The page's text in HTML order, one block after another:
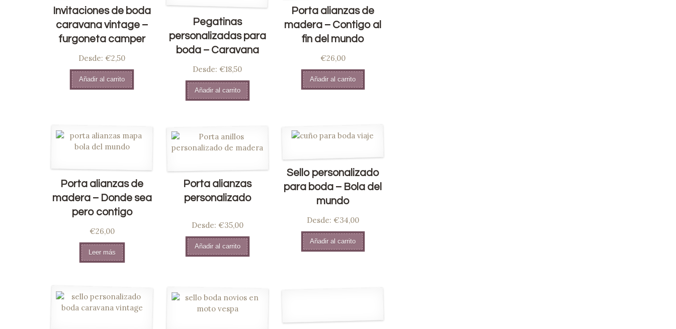
Invitaciones de boda
caravana vintage –
furgoneta camper
Desde:€2,50
Añadir al carrito
Pegatinas
personalizadas para
boda – Caravana
Desde:€18,50
Añadir al carrito
Porta alianzas de
madera – Contigo al
fin del mundo
€26,00
Añadir al carrito
Porta alianzas de
madera – Donde sea
pero contigo
€26,00
Leer más
Porta alianzas
personalizado
Valorado
en5.00de
5
Desde: €35,00
Añadir al carrito
Sello personalizado
para boda – Bola del
mundo
Desde: €34,00
Añadir al carrito